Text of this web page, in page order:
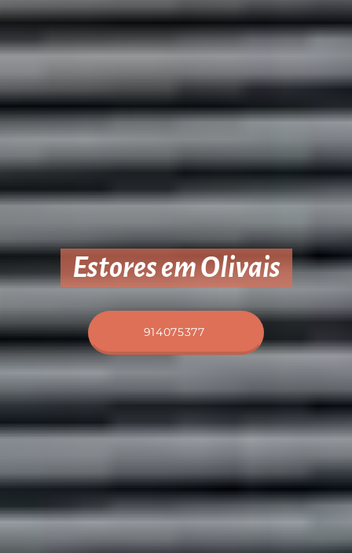
Estores em Olivais
914075377